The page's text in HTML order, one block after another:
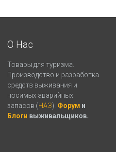
О Нас
Товары для туризма.
Производство и разработка
средств выживания и
носимых аварийных
запасов (НАЗ). Форум и
Блоги выживальщиков.